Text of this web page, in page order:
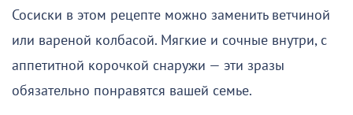
Сосиски в этом рецепте можно заменить ветчиной
или вареной колбасой. Мягкие и сочные внутри, с
аппетитной корочкой снаружи — эти зразы
обязательно понравятся вашей семье.